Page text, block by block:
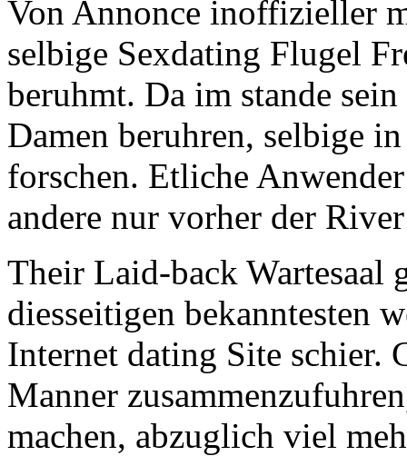
Von Annonce inoffizieller
selbige Sexdating Flugel
beruhmt. Da im stande
Damen beruhren, selbige
forschen. Etliche
andere nur vorher der
Their Laid-back Wartesaal
diesseitigen bekanntesten
Internet dating Site schier.
Manner
machen, abzuglich viel